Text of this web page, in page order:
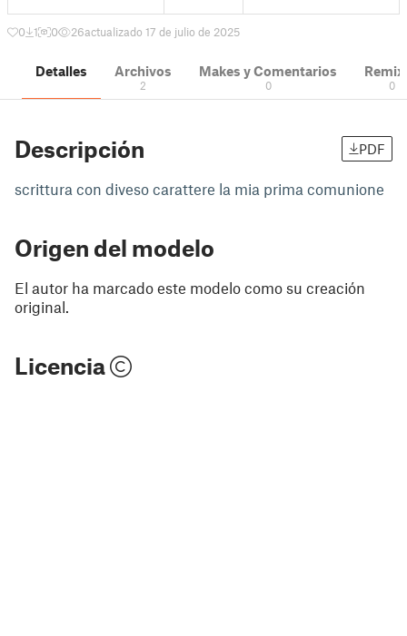
0 1 0 26actualizado 17 de julio de 2025
Detalles Archivos
2
Makes y Comentarios
0 0
Descripción PDF
scrittura con diveso carattere la mia prima comunione
Origen del modelo
El autor ha marcado este modelo como su creación
original.
Licencia